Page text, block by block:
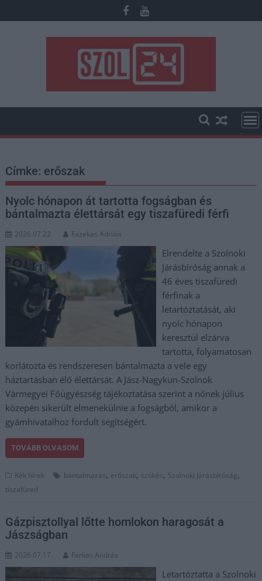
to
Címke: erőszak
Nyolc hónapon át tartotta fogságban és
bántalmazta élettársát egy tiszafüredi férfi
2026.07.22. Fazekas Adrián
Elrendelte a Szolnoki
Járásbíróság annak a
46 éves tiszafüredi
férfinak a
letartóztatását, aki
nyolc hónapon
keresztül elzárva
tartotta, folyamatosan
korlátozta és rendszeresen bántalmazta a vele egy
háztartásban élő élettársát. A Jász-Nagykun-Szolnok
Vármegyei Főügyészség tájékoztatása szerint a nőnek július
közepén sikerült elmenekülnie a fogságból, amikor a
gyámhivatalhoz fordult segítségért.
TOVÁBB OLVASOM
Kék hírek bántalmazás, erőszak, szökés, Szolnoki Járásbíróság,
tiszafüred
Gázpisztollyal lőtte homlokon haragosát a
Jászságban
2026.07.17. Farkas András
Letartóztatta a Szolnoki